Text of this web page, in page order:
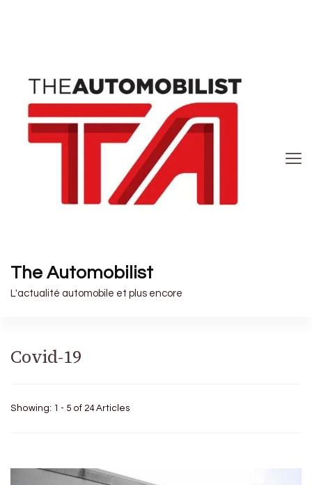
The Automobilist
L'actualité automobile et plus encore
Covid-19
Showing: 1 - 5 of 24 Articles